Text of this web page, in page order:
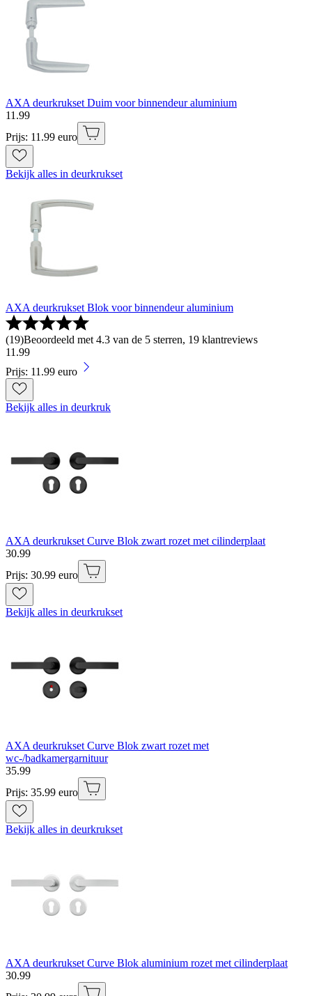
AXA deurkrukset Duim voor binnendeur aluminium
11 .99
Prijs: 11.99 euro
Bekijk alles in deurkrukset
AXA deurkrukset Blok voor binnendeur aluminium
(19)Beoordeeld met 4.3 van de 5 sterren, 19 klantreviews
11 .99
Prijs: 11.99 euro
Bekijk alles in deurkruk
AXA deurkrukset Curve Blok zwart rozet met cilinderplaat
30.99
Prijs: 30.99 euro
Bekijk alles in deurkrukset
AXA deurkrukset Curve Blok zwart rozet met
wc-/badkamergarnituur
35.99
Prijs: 35.99 euro
Bekijk alles in deurkrukset
AXA deurkrukset Curve Blok aluminium rozet met cilinderplaat
30.99